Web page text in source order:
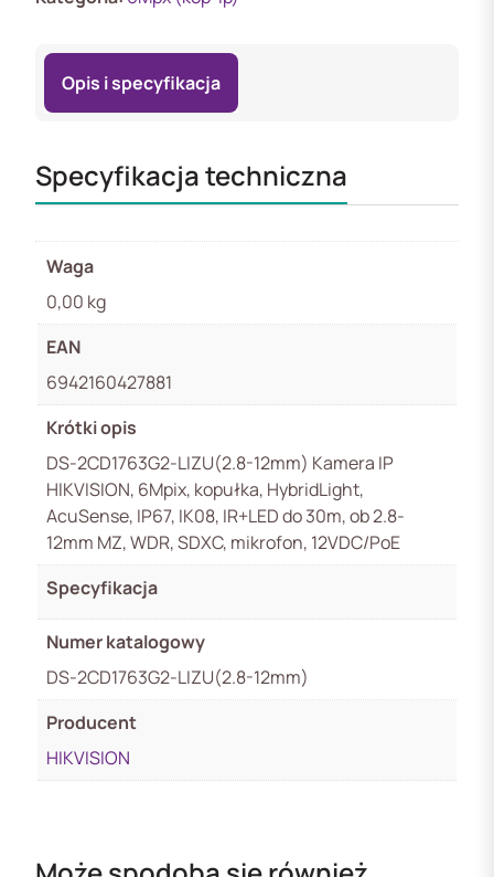
IP67
mikOpis i specyfikacja
Specyfikacja techniczna
Waga
0,00 kg
EAN
6942160427881
Krótki opis
DS-2CD1763G2-LIZU(2.8-12mm) Kamera IP
HIKVISION, 6Mpix, kopułka, HybridLight,
AcuSense, IP67, IK08, IR+LED do 30m, ob 2.8-
12mm MZ, WDR, SDXC, mikrofon, 12VDC/PoE
Specyfikacja
Numer katalogowy
DS-2CD1763G2-LIZU(2.8-12mm)
Producent
HIKVISION